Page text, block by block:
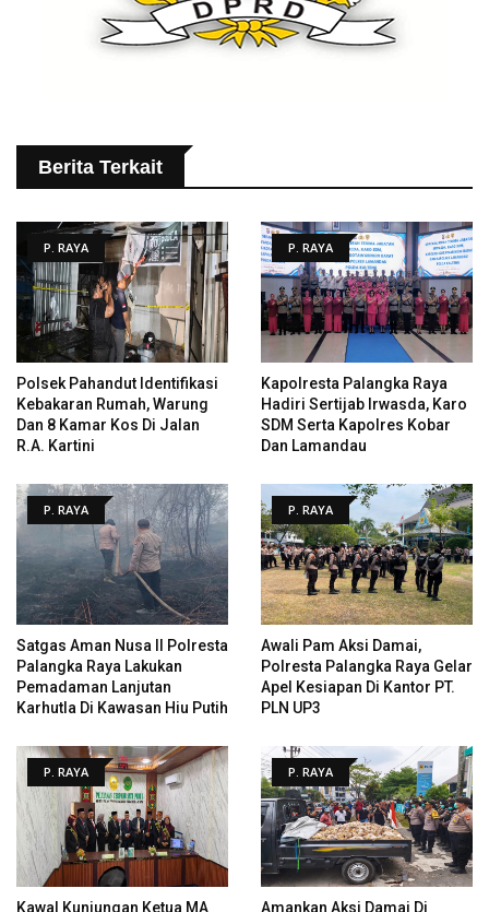
Berita Terkait
P. RAYA
Polsek Pahandut Identifikasi
Kebakaran Rumah, Warung
Dan 8 Kamar Kos Di Jalan
R.A. Kartini
P. RAYA
Kapolresta Palangka Raya
Hadiri Sertijab Irwasda, Karo
SDM Serta Kapolres Kobar
Dan Lamandau
P. RAYA
Satgas Aman Nusa II Polresta
Palangka Raya Lakukan
Pemadaman Lanjutan
Karhutla Di Kawasan Hiu Putih
P. RAYA
Awali Pam Aksi Damai,
Polresta Palangka Raya Gelar
Apel Kesiapan Di Kantor PT.
PLN UP3
P. RAYA
Kawal Kunjungan Ketua MA
P. RAYA
Amankan Aksi Damai Di